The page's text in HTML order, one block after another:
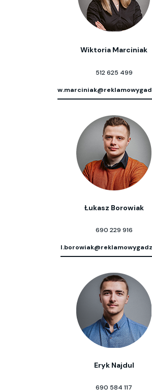
Wiktoria Marciniak
512 625 499
Łukasz Borowiak
690 229 916
Eryk Najdul
690 584 117